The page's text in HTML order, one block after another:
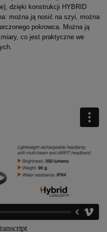
dzięki konstrukcji HYBRID
można ją nosić na szyi, można
pokrowca. Można ją
co jest praktyczne we